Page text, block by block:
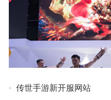
传世手游新开服网站